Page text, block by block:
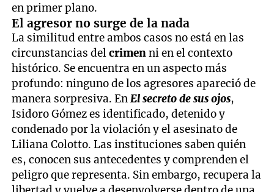
en primer plano.
El agresor no surge de la nada
La similitud entre ambos casos no está en las
circunstancias delcrimenni en el contexto
histórico. Se encuentra en un aspecto más
profundo: ninguno de los agresores apareció de
manera sorpresiva. EnEl secreto de sus ojos,
Isidoro Gómez es identificado, detenido y
condenado por la violación y el asesinato de
Liliana Colotto. Las instituciones saben quién
es, conocen sus antecedentes y comprenden el
peligro que representa. Sin embargo, recupera la